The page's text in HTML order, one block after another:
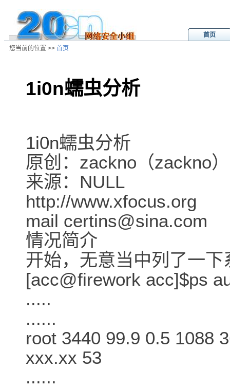
首页
您当前的位置 >> 首页
1i0n蠕虫分析
1i0n蠕虫分析
原创：zackno（zackno）
来源：NULL
http://www.xfocus.org
mail certins@sina.com
情况简介
开始，无意当中列了一
[acc@firework acc]$ps
.....
......
root 3440 99.9 0.5 1088
xxx.xx 53
......